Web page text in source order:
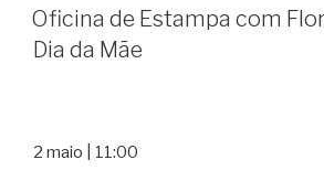
EM
Oficina de Estampa com
Dia da Mãe
2 maio | 11:00